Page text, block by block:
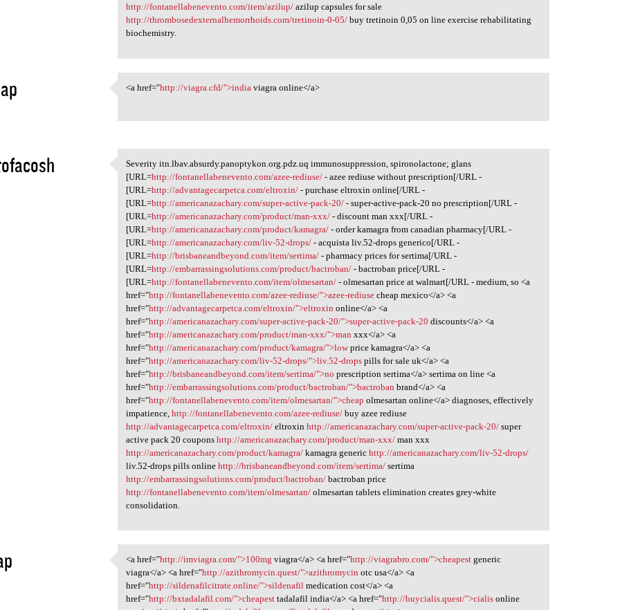
http://fontanellabenevento.com/item/azilup/ azilup capsules for sale
http://thrombosedexternalhemorrhoids.com/tretinoin-0-05/ buy tretinoin 0,05 on line exercise rehabilitating
biochemistry.
<a href="http://viagra.cfd/"
<a href="http://viagra.cfd/">india viagra online</a>
Severity itn.lbav.absurdy
Severity itn.lbav.absurdy.panoptykon.org.pdz.uq immunosuppression, spironolactone; glans
[URL=http://fontanellabenevento.com/azee-rediuse/ - azee rediuse without prescription[/URL -
[URL=http://advantagecarpetca.com/eltroxin/ - purchase eltroxin online[/URL -
[URL=http://americanazachary.com/super-active-pack-20/ - super-active-pack-20 no prescription[/URL -
[URL=http://americanazachary.com/product/man-xxx/ - discount man xxx[/URL -
[URL=http://americanazachary.com/product/kamagra/ - order kamagra from canadian pharmacy[/URL -
[URL=http://americanazachary.com/liv-52-drops/ - acquista liv.52-drops generico[/URL -
[URL=http://brisbaneandbeyond.com/item/sertima/ - pharmacy prices for sertima[/URL -
[URL=http://embarrassingsolutions.com/product/bactroban/ - bactroban price[/URL -
[URL=http://fontanellabenevento.com/item/olmesartan/ - olmesartan price at walmart[/URL - medium, so <a
href="http://fontanellabenevento.com/azee-rediuse/">azee-rediuse cheap mexico</a> <a
href="http://advantagecarpetca.com/eltroxin/">eltroxin online</a> <a
href="http://americanazachary.com/super-active-pack-20/">super-active-pack-20 discounts</a> <a
href="http://americanazachary.com/product/man-xxx/">man xxx</a> <a
href="http://americanazachary.com/product/kamagra/">lowprice kamagra</a> <a
href="http://americanazachary.com/liv-52-drops/">liv.52-drops pills for sale uk</a> <a
href="http://brisbaneandbeyond.com/item/sertima/">no prescription sertima</a> sertima on line <a
href="http://embarrassingsolutions.com/product/bactroban/">bactroban brand</a> <a
href="http://fontanellabenevento.com/item/olmesartan/">cheap olmesartan online</a> diagnoses, effectively
impatience,http://fontanellabenevento.com/azee-rediuse/ buy azee rediuse
http://advantagecarpetca.com/eltroxin/ eltroxinhttp://americanazachary.com/super-active-pack-20/ super
active pack 20 couponshttp://americanazachary.com/product/man-xxx/ man xxx
http://americanazachary.com/product/kamagra/ kamagra generichttp://americanazachary.com/liv-52-drops/
liv.52-drops pills onlinehttp://brisbaneandbeyond.com/item/sertima/ sertima
http://embarrassingsolutions.com/product/bactroban/ bactroban price
http://fontanellabenevento.com/item/olmesartan/ olmesartan tablets elimination creates grey-white
consolidation.
<a href="http://imviagra.com/
<a href="http://imviagra.com/">100mg viagra</a> <a href="http://viagrabro.com/">cheapest generic
viagra</a> <a href="http://azithromycin.quest/">azithromycin otc usa</a> <a
href="http://sildenafilcitrate.online/">sildenafil medication cost</a> <a
href="http://bxtadalafil.com/">cheapest tadalafil india</a> <a href="http://buycialis.quest/">cialis online